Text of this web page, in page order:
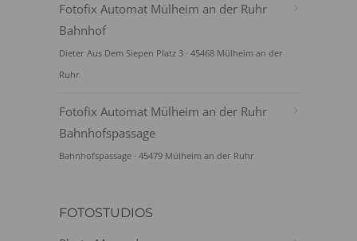
Fotofix Automat Mülheim an der Ruhr
Bahnhof
Dieter Aus Dem Siepen Platz 3 · 45468 Mülheim an der
Ruhr
Fotofix Automat Mülheim an der Ruhr
Bahnhofspassage
Bahnhofspassage · 45479 Mülheim an der Ruhr
FOTOSTUDIOS